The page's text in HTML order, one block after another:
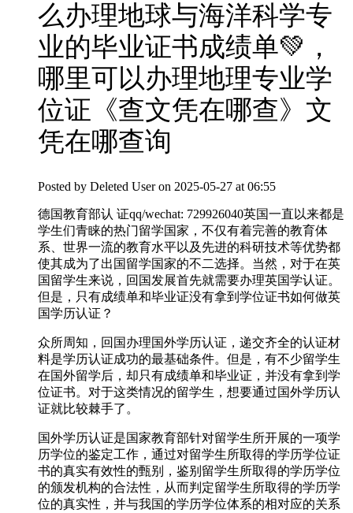
么办理地球与海洋科学专
业的毕业证书成绩单💚，
哪里可以办理地理专业学
位证《查文凭在哪查》文
凭在哪查询
Posted by Deleted User on 2025-05-27 at 06:55
德国教育部认 证qq/wechat: 729926040英国一直以来都是
学生们青睐的热门留学国家，不仅有着完善的教育体
系、世界一流的教育水平以及先进的科研技术等优势都
使其成为了出国留学国家的不二选择。当然，对于在英
国留学生来说，回国发展首先就需要办理英国学认证。
但是，只有成绩单和毕业证没有拿到学位证书如何做英
国学历认证？
众所周知，回国办理国外学历认证，递交齐全的认证材
料是学历认证成功的最基础条件。但是，有不少留学生
在国外留学后，却只有成绩单和毕业证，并没有拿到学
位证书。对于这类情况的留学生，想要通过国外学历认
证就比较棘手了。
国外学历认证是国家教育部针对留学生所开展的一项学
历学位的鉴定工作，通过对留学生所取得的学历学位证
书的真实有效性的甄别，鉴别留学生所取得的学历学位
的颁发机构的合法性，从而判定留学生所取得的学历学
位的真实性，并与我国的学历学位体系的相对应的关系